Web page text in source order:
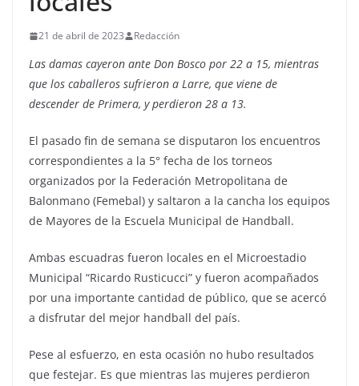
21 de abril de 2023 Redacción
Las damas cayeron ante Don Bosco por 22 a 15, mientras
que los caballeros sufrieron a Larre, que viene de
descender de Primera, y perdieron 28 a 13.
El pasado fin de semana se disputaron los encuentros
correspondientes a la 5° fecha de los torneos
organizados por la Federación Metropolitana de
Balonmano (Femebal) y saltaron a la cancha los equipos
de Mayores de la Escuela Municipal de Handball.
Ambas escuadras fueron locales en el Microestadio
Municipal “Ricardo Rusticucci” y fueron acompañados
por una importante cantidad de público, que se acercó
a disfrutar del mejor handball del país.
Pese al esfuerzo, en esta ocasión no hubo resultados
que festejar. Es que mientras las mujeres perdieron